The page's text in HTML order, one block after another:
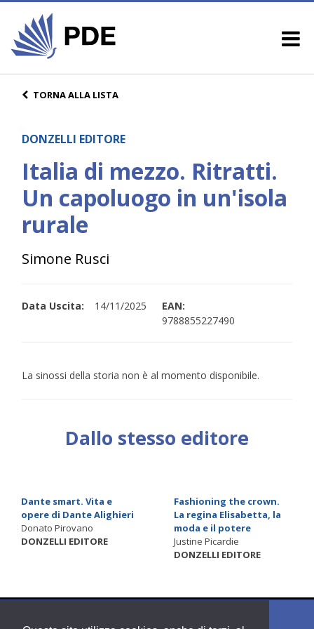
TORNA ALLA LISTA
DONZELLI EDITORE
Italia di mezzo. Ritratti.
Un capoluogo in un'isola
rurale
Simone Rusci
Data Uscita: 14/11/2025
EAN:
9788855227490
La sinossi della storia non è al momento disponibile.
Dallo stesso editore
Dante smart. Vita e
opere di Dante Alighieri
Donato Pirovano
DONZELLI EDITORE
Fashioning the crown.
La regina Elisabetta, la
moda e il potere
Justine Picardie
DONZELLI EDITORE